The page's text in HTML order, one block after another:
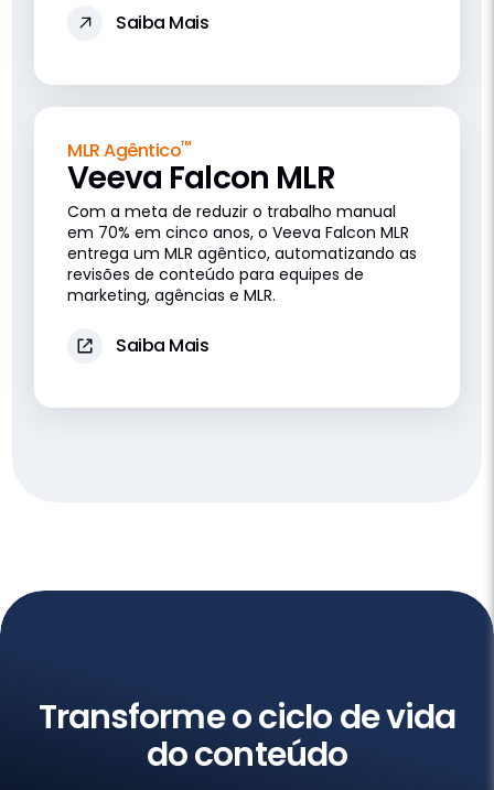
Saiba Mais
MLR Agêntico™
Veeva Falcon MLR
Com a meta de reduzir o trabalho manual
em 70% em cinco anos, o Veeva Falcon MLR
entrega um MLR agêntico, automatizando as
revisões de conteúdo para equipes de
marketing, agências e MLR.
Saiba Mais
Transforme o ciclo de vida
do conteúdo